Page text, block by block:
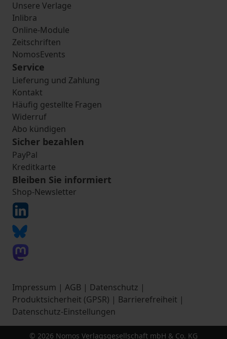
Unsere Verlage
Inlibra
Online-Module
Zeitschriften
NomosEvents
Service
Lieferung und Zahlung
Kontakt
Häufig gestellte Fragen
Widerruf
Abo kündigen
Sicher bezahlen
PayPal
Kreditkarte
Bleiben Sie informiert
Shop-Newsletter
Impressum | AGB | Datenschutz |
Produktsicherheit (GPSR) | Barrierefreiheit |
Datenschutz-Einstellungen
© 2026 Nomos Verlagsgesellschaft mbH & Co. KG